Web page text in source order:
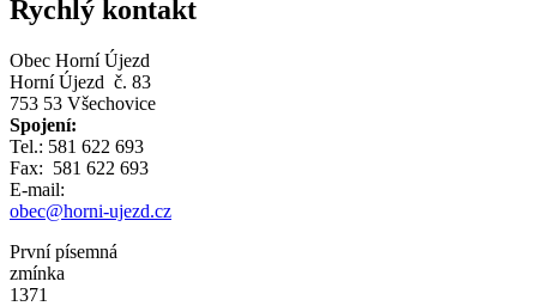
Rychlý kontakt
Obec Horní Újezd
Horní Újezd č. 83
753 53 Všechovice
Spojení:
Tel.: 581 622 693
Fax: 581 622 693
E-mail:
obec@horni-ujezd.cz
První písemná
zmínka
1371